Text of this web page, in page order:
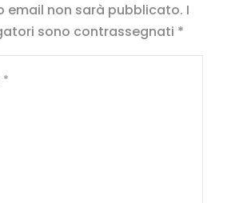
email non sarà pubblicato. I
sono contrassegnati *